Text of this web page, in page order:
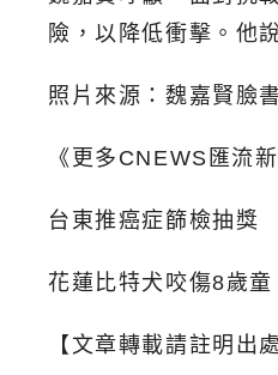
險，以降低衝擊。他
照片來源：魏嘉賢臉書
《更多CNEWS匯流
台東推癌症篩檢抽獎
花蓮比特犬咬傷8歲
【文章轉載請註明出處